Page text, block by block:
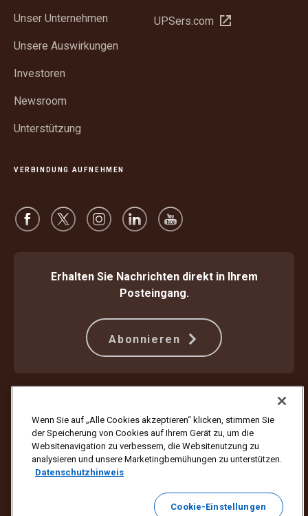
Unser Unternehmen
Unsere Auswirkungen
Investoren
Newsroom
Unterstützung
Fenster
UPSers.com
In
VERBINDUNG AUFNEHMEN
Erhalten Sie Nachrichten direkt in Ihrem
Posteingang.
Abonnieren
Cookie-Einstellungen
Copyright ©1994–2026 United Parcel Service of America, Inc. Alle
Rechte vorbehalten. Sie möchten keine E-Mail-Updates mehr erhalten?
, um Ihre UPS E-Mail-Einstellungen zu aktualisieren
oder wenn Sie keine Marketing-E-Mails von UPS mehr erhalten
Wenn Sie auf „Alle Cookies akzeptieren“ klicken, stimmen Sie
der Speicherung von Cookies auf Ihrem Gerät zu, um die
Websitenavigation zu verbessern, die Websitenutzung zu
analysieren und unsere Marketingbemühungen zu unterstützen.
Datenschutzhinweis
Cookie-Einstellungen